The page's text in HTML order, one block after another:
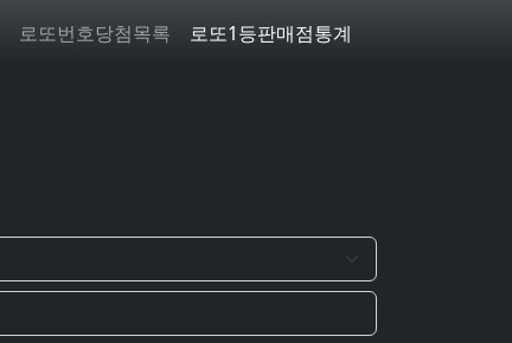
로또번호당첨목록 로또1등판매점통계